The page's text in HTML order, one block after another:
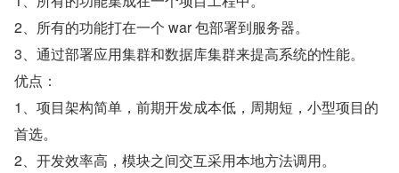
2、所有的功能打在一个 war 包部署到服务器。
3、通过部署应用集群和数据库集群来提高系统的性能。
优点：
1、项目架构简单，前期开发成本低，周期短，小型项目的
首选。
2、开发效率高，模块之间交互采用本地方法调用。